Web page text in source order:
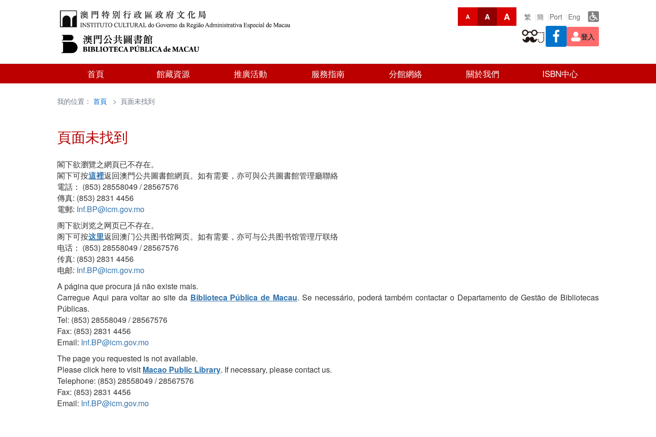
A A A 繁 簡 Port Eng
登入
首頁 館藏資源 推廣活動 服務指南 分館網絡 關於我們 ISBN中心
我的位置： 首頁 > 頁面未找到
頁面未找到
閣下欲瀏覽之網頁已不存在。
閣下可按這裡返回澳門公共圖書館網頁。如有需要，亦可與公共圖書館管理廳聯絡
電話： (853) 28558049 / 28567576
傳真: (853) 2831 4456
電郵: Inf.BP@icm.gov.mo
阁下欲浏览之网页已不存在。
阁下可按这里返回澳门公共图书馆网页。如有需要，亦可与公共图书馆管理厅联络
电话： (853) 28558049 / 28567576
传真: (853) 2831 4456
电邮: Inf.BP@icm.gov.mo
A página que procura já não existe mais.
Carregue Aqui para voltar ao site da Biblioteca Pública de Macau. Se necessário, poderá também contactar o Departamento de Gestão de Bibliotecas
Públicas.
Tel: (853) 28558049 / 28567576
Fax: (853) 2831 4456
Email: Inf.BP@icm.gov.mo
The page you requested is not available.
Please click here to visit Macao Public Library. If necessary, please contact us.
Telephone: (853) 28558049 / 28567576
Fax: (853) 2831 4456
Email: Inf.BP@icm.gov.mo